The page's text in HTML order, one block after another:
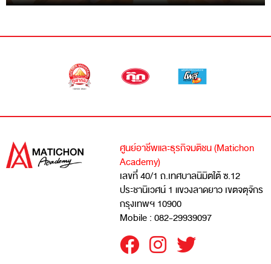
ศูนย์อาชีพและธุรกิจมติชน (Matichon
Academy)
เลขที่ 40/1 ถ.เทศบาลนิมิตใต้ ซ.12
ประชานิเวศน์ 1 แขวงลาดยาว เขตจตุจักร
กรุงเทพฯ 10900
Mobile : 082-29939097